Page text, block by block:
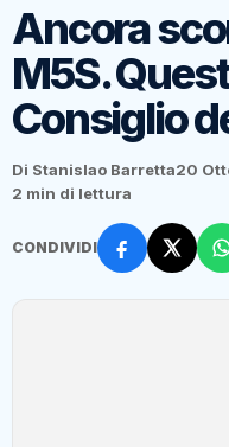
Ancora
M5S.
Consiglio
Di Stanislao Barretta20
2 min di lettura
CONDIVIDI